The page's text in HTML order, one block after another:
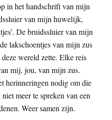
in het handschrift van mijn
van mijn huwelijk,
De bruidssluier van mijn
lakschoentjes van mijn zus
wereld zette. Elke reis
mij, jou, van mijn zus.
herinneringen nodig om die
meer te spreken van een
Weer samen zijn.